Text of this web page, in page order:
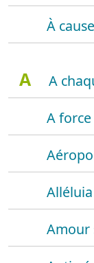
À
A
A
A
Amour